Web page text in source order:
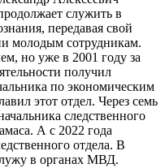
служить в
передавая свой
молодым сотрудникам.
но уже в 2001 году за
получил
по экономическим
этот отдел. Через семь
следственного
А с 2022 года
отдела. В
в органах МВД.